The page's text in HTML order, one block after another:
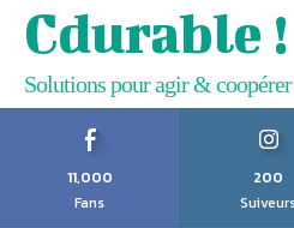
Cdurable !
Solutions pour agir &
11,000
Fans
200